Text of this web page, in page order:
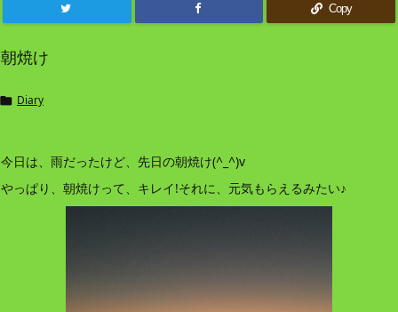
Copy
朝焼け
 Diary
今日は、雨だったけど、先日の朝焼け(^_^)v
やっぱり、朝焼けって、キレイ!それに、元気もらえるみたい♪